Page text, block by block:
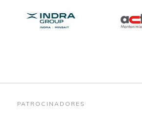
PATROCINADORES